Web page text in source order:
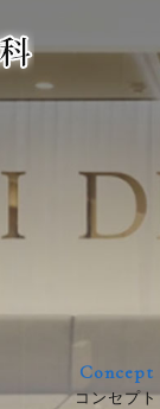
Concept
コンセプト